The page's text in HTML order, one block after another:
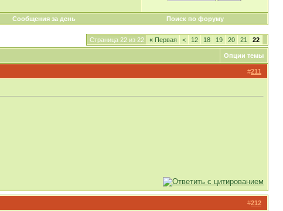
Сообщения за день Поиск по форуму
Страница 22 из 22 « Первая < 12 18 19 20 21 22
Опции темы
#211
#212